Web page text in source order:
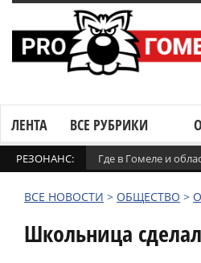
ЛЕНТА ВСЕ РУБРИКИ
РЕЗОНАНС: Где в Гомеле и
ВСЕ НОВОСТИ > ОБЩЕСТВО >
Школьница